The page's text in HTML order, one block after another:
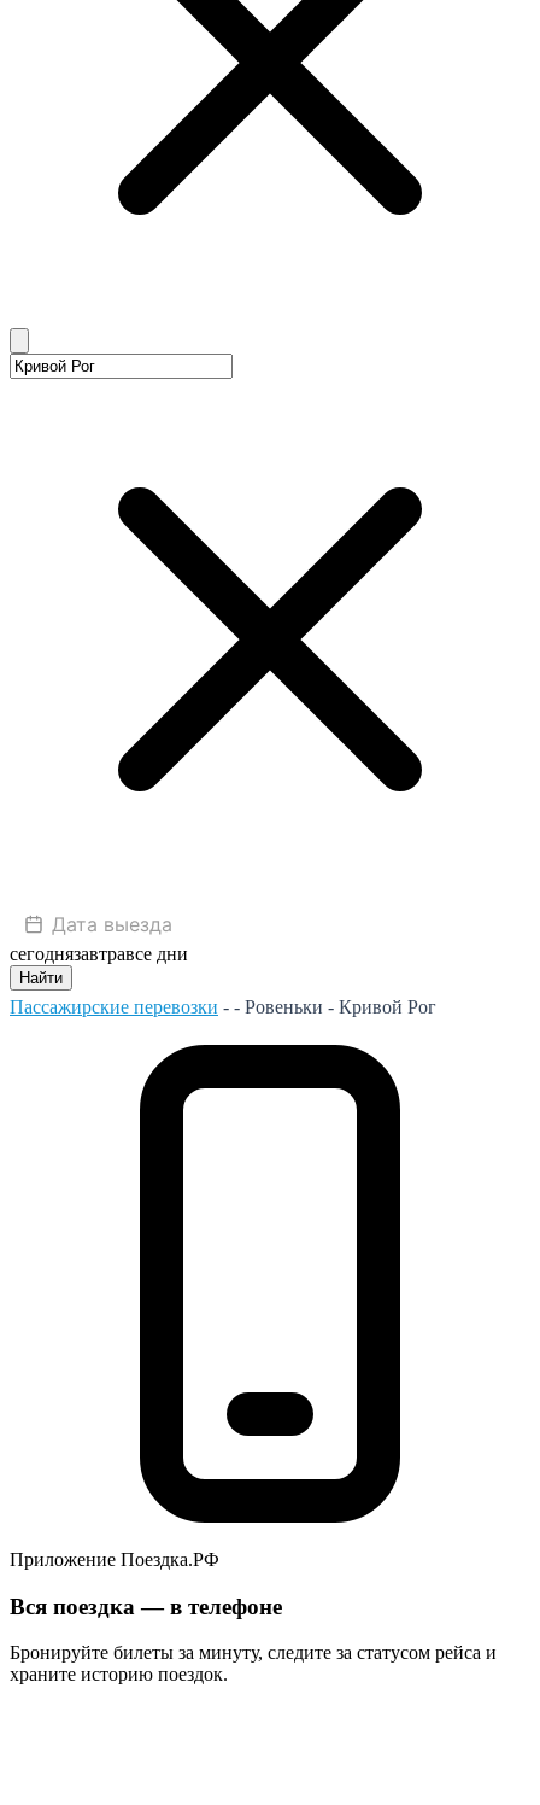
сегоднязавтравсе дни
Найти
Пассажирские перевозки - - Ровеньки - Кривой Рог
Приложение Поездка.РФ
Вся поездка — в телефоне
Бронируйте билеты за минуту, следите за статусом рейса и
храните историю поездок.